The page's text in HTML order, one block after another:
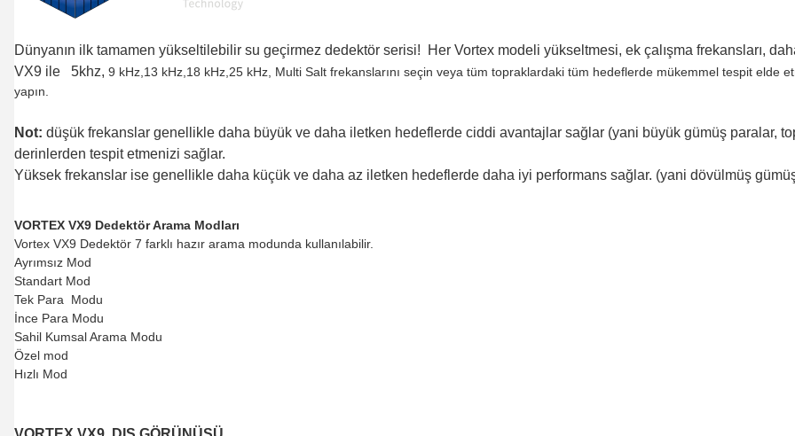
Dünyanın ilk tamamen yükseltilebilir su geçirmez dedektör serisi! Her Vortex modeli yükseltmesi, ek çalışma frekansları,
VX9 ile 5khz, 9 kHz,13 kHz,18 kHz,25 kHz, Multi Salt frekanslarını seçin veya tüm topraklardaki tüm hedeflerde mükemmel tespit elde
yapın.
Not: düşük frekanslar genellikle daha büyük ve daha iletken hedeflerde ciddi avantajlar sağlar (yani büyük gümüş paralar,
derinlerden tespit etmenizi sağlar.
Yüksek frekanslar ise genellikle daha küçük ve daha az iletken hedeflerde daha iyi performans sağlar. (yani dövülmüş
VORTEX VX9 Dedektör Arama Modları
Vortex VX9 Dedektör 7 farklı hazır arama modunda kullanılabilir.
Ayrımsız Mod
Standart Mod
Tek Para Modu
İnce Para Modu
Sahil Kumsal Arama Modu
Özel mod
Hızlı Mod